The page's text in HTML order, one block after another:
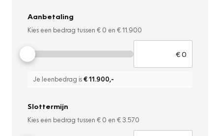
Aanbetaling
Kies een bedrag tussen € 0 en € 11.900
Je leenbedrag is€ 11.900,-
Slottermijn
Kies een bedrag tussen € 0 en € 3.570